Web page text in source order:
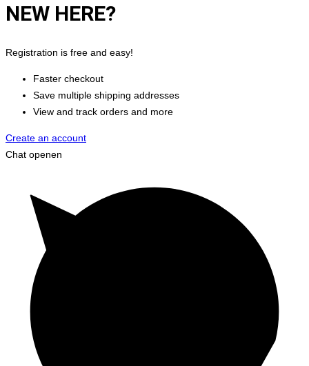
NEW HERE?
Registration is free and easy!
Faster checkout
Save multiple shipping addresses
View and track orders and more
Create an account
Chat openen